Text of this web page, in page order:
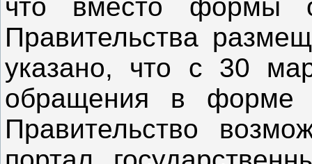
что вместо формы
Правительства
указано, что с 30
обращения в форме
Правительство